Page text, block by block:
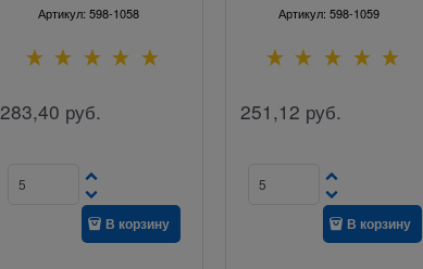
Артикул:598-1058
283,40 руб.
В корзину
Артикул:598-1059
251,12 руб.
В корзину